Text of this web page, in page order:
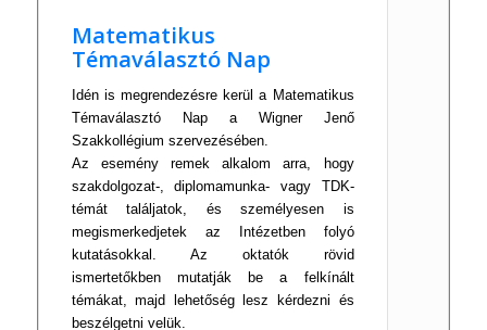
Matematikus
Témaválasztó Nap
Idén is megrendezésre kerül a Matematikus
Témaválasztó Nap a Wigner Jenő
Szakkoll égium szervezésében.
Az esemény remek alkalom arra, hogy
szakdolgozat-, diplomamunka- vagy TDK-
témát találjatok, és személyesen is
megismerkedjetek az Intézetben folyó
kutatásokkal. Az oktatók rövid
ismertetőkben mutatják be a felkínált
témákat, majd lehetőség lesz kérdezni és
beszélgetni velük.